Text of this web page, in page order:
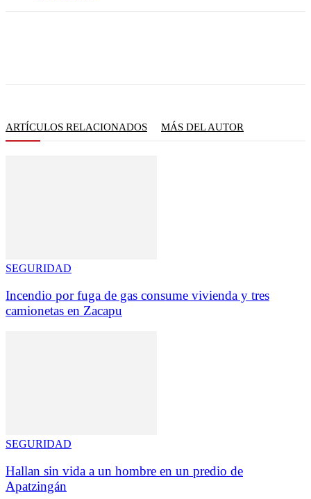
ARTÍCULOS RELACIONADOS MÁS DEL AUTOR
SEGURIDAD
Incendio por fuga de gas consume vivienda y tres
camionetas en Zacapu
SEGURIDAD
Hallan sin vida a un hombre en un predio de
Apatzingán